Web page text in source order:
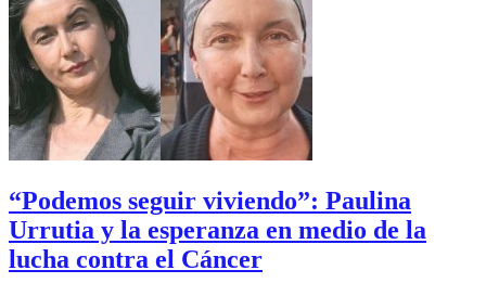
“Podemos seguir viviendo”: Paulina
Urrutia y la esperanza en medio de la
lucha contra el Cáncer